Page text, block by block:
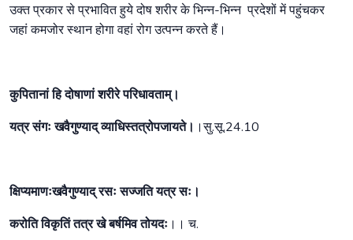
उक्त प्रकार से प्रभावित हुये दोष शरीर के भिन्न-भिन्न प्रदेशों में पहुंचकर
जहां कमजोर स्थान होगा वहां रोग उत्पन्न करते हैं।
कुपितानां हि दोषाणां शरीरे परिधावताम्।
यत्र संगः खवैगुण्याद् व्याधिस्तत्रोपजायते। ।सु.सू.24.10
क्षिप्यमाणःखवैगुण्याद् रसः सज्जति यत्र सः।
करोति विकृतिं तत्र खे बर्षमिव तोयदः ।। च.